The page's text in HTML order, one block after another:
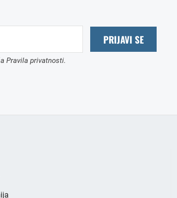
PRIJAVI SE
Pravila privatnosti.